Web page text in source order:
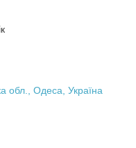
обл., Одеса, Україна